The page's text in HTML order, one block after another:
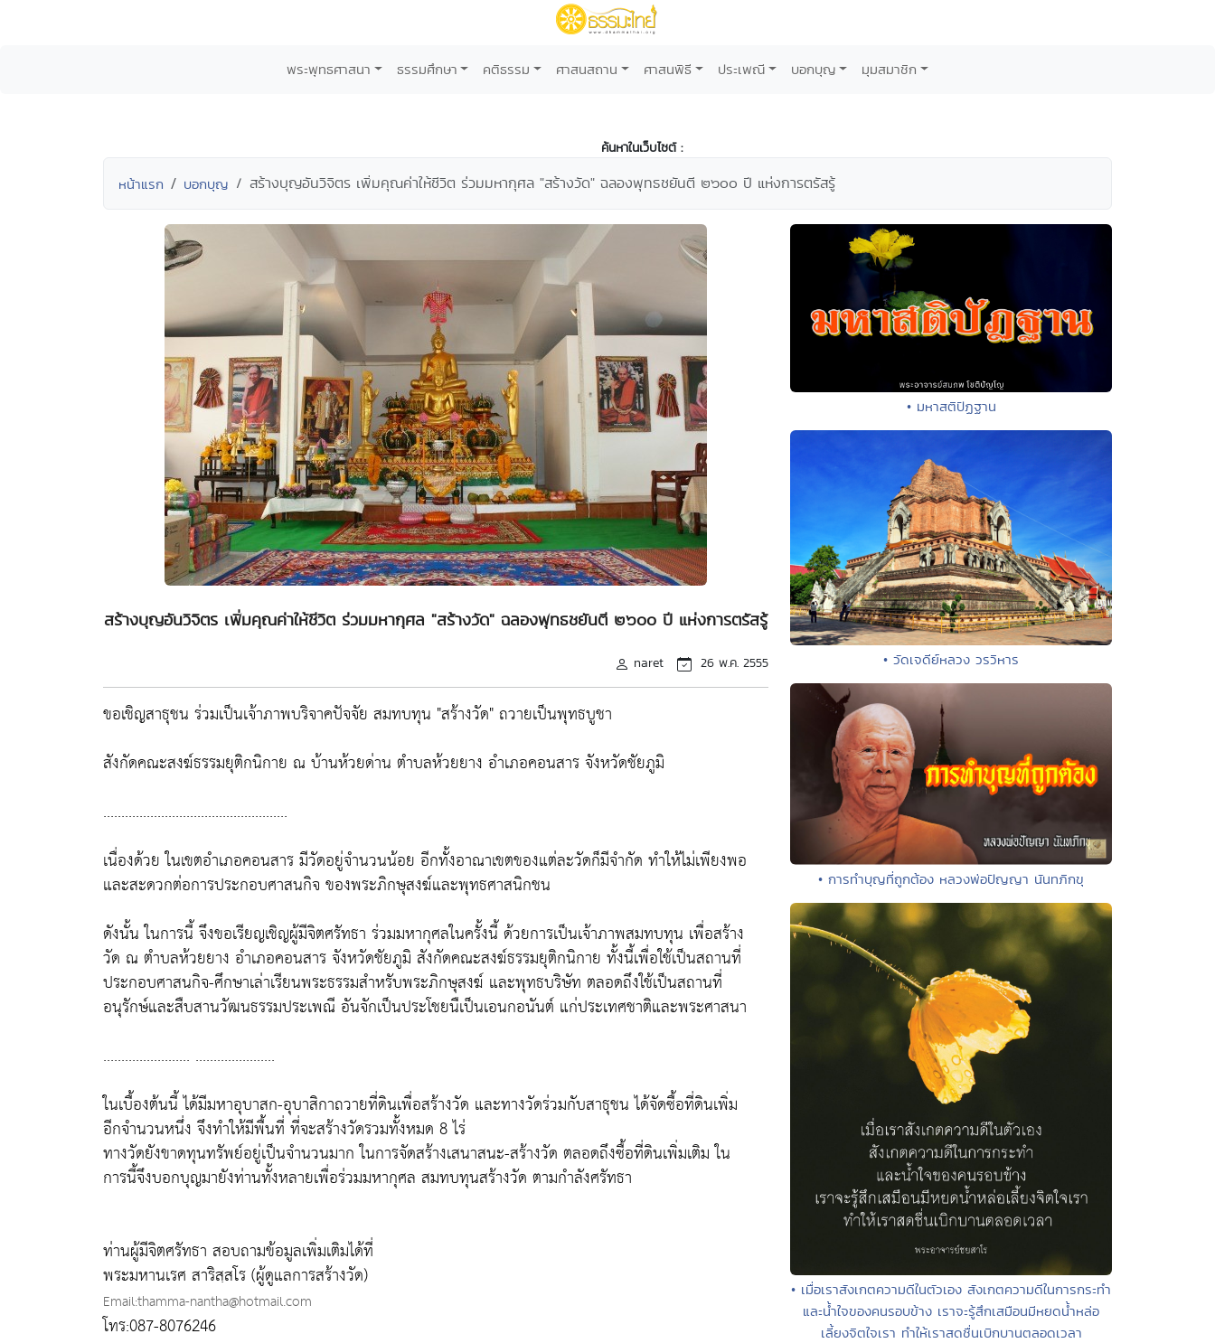
พระพุทธศาสนา ธรรมศึกษา คติธรรม ศาสนสถาน ศาสนพิธี ประเพณี บอกบุญ มุมสมาชิก
ค้นหาในเว็บไซต์ :
หน้าแรก บอกบุญ สร้างบุญอันวิจิตร เพิ่มคุณค่าให้ชีวิต ร่วมมหากุศล "สร้างวัด" ฉลองพุทธชยันตี ๒๖๐๐ ปี แห่งการตรัสรู้
สร้างบุญอันวิจิตร เพิ่มคุณค่าให้ชีวิต ร่วมมหากุศล "สร้างวัด" ฉลองพุทธชยันตี ๒๖๐๐ ปี แห่งการตรัสรู้
naret 26 พ.ค. 2555
ขอเชิญสาธุชน ร่วมเป็นเจ้าภาพบริจาคปัจจัย สมทบทุน "สร้างวัด" ถวายเป็นพุทธบูชา
สังกัดคณะสงฆ์ธรรมยุติกนิกาย ณ บ้านห้วยด่าน ตำบลห้วยยาง อำเภอคอนสาร จังหวัดชัยภูมิ
...................................................
เนื่องด้วย ในเขตอำเภอคอนสาร มีวัดอยู่จำนวนน้อย อีกทั้งอาณาเขตของแต่ละวัดก็มีจำกัด ทำให้ไม่เพียงพอ
และสะดวกต่อการประกอบศาสนกิจ ของพระภิกษุสงฆ์และพุทธศาสนิกชน
ดังนั้น ในการนี้ จึงขอเรียญเชิญผู้มีจิตศรัทธา ร่วมมหากุศลในครั้งนี้ ด้วยการเป็นเจ้าภาพสมทบทุน เพื่อสร้าง
วัด ณ ตำบลห้วยยาง อำเภอคอนสาร จังหวัดชัยภูมิ สังกัดคณะสงฆ์ธรรมยุติกนิกาย ทั้งนี้เพื่อใช้เป็นสถานที่
ประกอบศาสนกิจ-ศึกษาเล่าเรียนพระธรรมสำหรับพระภิกษุสงฆ์ และพุทธบริษัท ตลอดถึงใช้เป็นสถานที่
อนุรักษ์และสืบสานวัฒนธรรมประเพณี อันจักเป็นประโชยนืเป็นเอนกอนันต์ แก่ประเทศชาติและพระศาสนา
........................ ......................
ในเบื้องต้นนี้ ได้มีมหาอุบาสก-อุบาสิกาถวายที่ดินเพื่อสร้างวัด และทางวัดร่วมกับสาธุชน ได้จัดซื้อที่ดินเพิ่ม
อีกจำนวนหนึ่ง จึงทำให้มีพื้นที่ ที่จะสร้างวัดรวมทั้งหมด 8 ไร่
ทางวัดยังขาดทุนทรัพย์อยู่เป็นจำนวนมาก ในการจัดสร้างเสนาสนะ-สร้างวัด ตลอดถึงซื้อที่ดินเพิ่มเติม ใน
การนี้จึงบอกบุญมายังท่านทั้งหลายเพื่อร่วมมหากุศล สมทบทุนสร้างวัด ตามกำลังศรัทธา
ท่านผู้มีจิตศรัทธา สอบถามข้อมูลเพิ่มเติมได้ที่
พระมหานเรศ สาริสฺสโร (ผู้ดูแลการสร้างวัด)
Email:thamma-nantha@hotmail.com
โทร:087-8076246
• มหาสติปัฏฐาน
• วัดเจดีย์หลวง วรวิหาร
• การทำบุญที่ถูกต้อง หลวงพ่อปัญญา นันทภิกขุ
• เมื่อเราสังเกตความดีในตัวเอง สังเกตความดีในการกระทำ
และน้ำใจของคนรอบข้าง เราจะรู้สึกเสมือนมีหยดน้ำหล่อ
เลี้ยงจิตใจเรา ทำให้เราสดชื่นเบิกบานตลอดเวลา